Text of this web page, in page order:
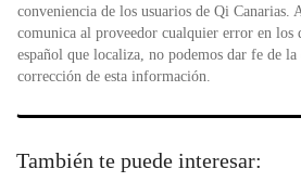
conveniencia de los usuarios de Qi Canarias.
comunica al proveedor cualquier error en los
español que localiza, no podemos dar fe de
corrección de esta información.
También te puede interesar: